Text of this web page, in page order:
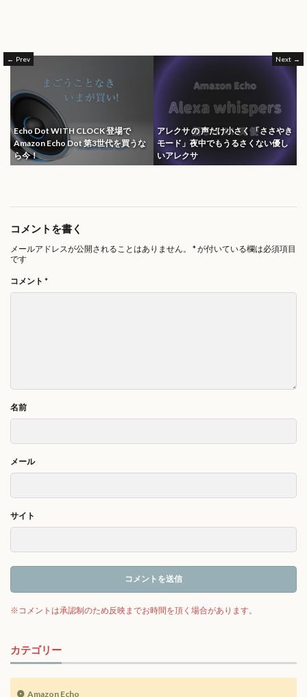
Prev
Echo Dot WITH CLOCK 登場で
Amazon Echo Dot 第3世代を買うな
ら今！
Next
アレクサ の 声だけ小さく 「ささやき
モード」夜中でもうるさくない優し
いアレクサ
コメントを書く
メールアドレスが公開されることはありません。 *が付いている欄は必須項目
です
コメント *
名前
メール
サイト
カテゴリー
Amazon Echo